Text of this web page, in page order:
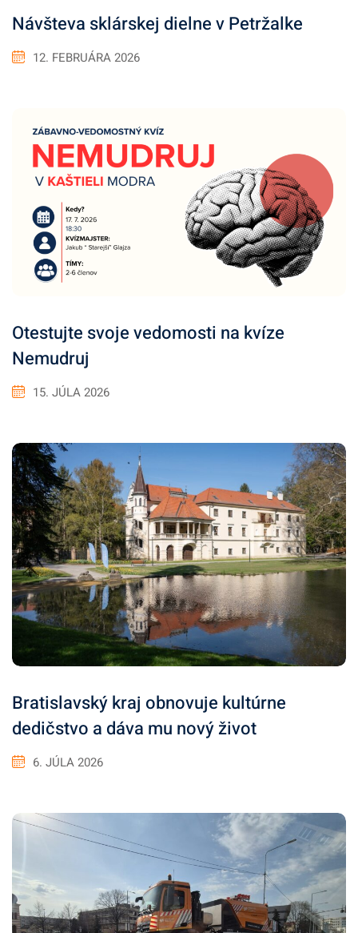
Návšteva sklárskej dielne v Petržalke
12. FEBRUÁRA 2026
Otestujte svoje vedomosti na kvíze
Nemudruj
15. JÚLA 2026
Bratislavský kraj obnovuje kultúrne
dedičstvo a dáva mu nový život
6. JÚLA 2026